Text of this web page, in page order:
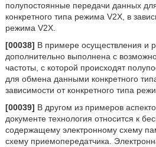
полупостоянные передачи данных
конкретного типа режима V2X, в
режима V2X.
[00038] В примере осуществления и
дополнительно выполнена с
частоты, с которой происходят
для обмена данными конкретного
зависимости от конкретного типа
[00039] В другом из примеров
документе технология относится к
содержащему электронному схему
схему приемопередатчика.